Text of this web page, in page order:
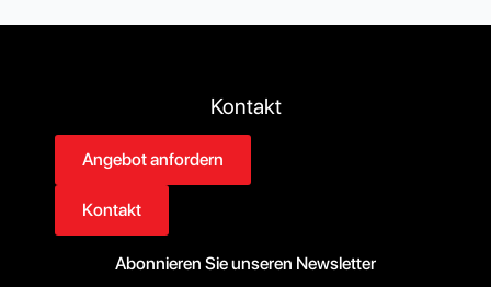
Kontakt
Angebot anfordern
Kontakt
Abonnieren Sie unseren Newsletter